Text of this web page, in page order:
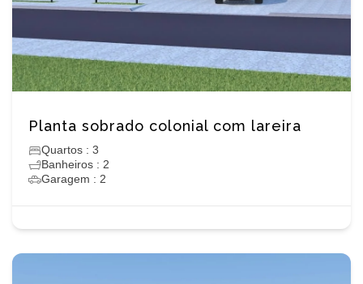
Planta sobrado colonial com lareira
Quartos : 3
Banheiros : 2
Garagem : 2